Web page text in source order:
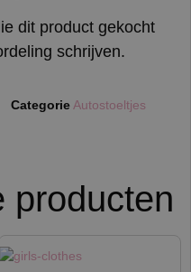
dit product gekocht
schrijven.
Categorie Autostoeltjes
producten